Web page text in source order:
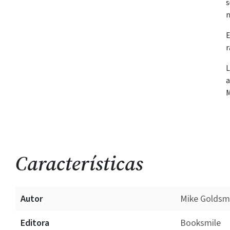
Características
Autor
Mike
Editora
Booksmile